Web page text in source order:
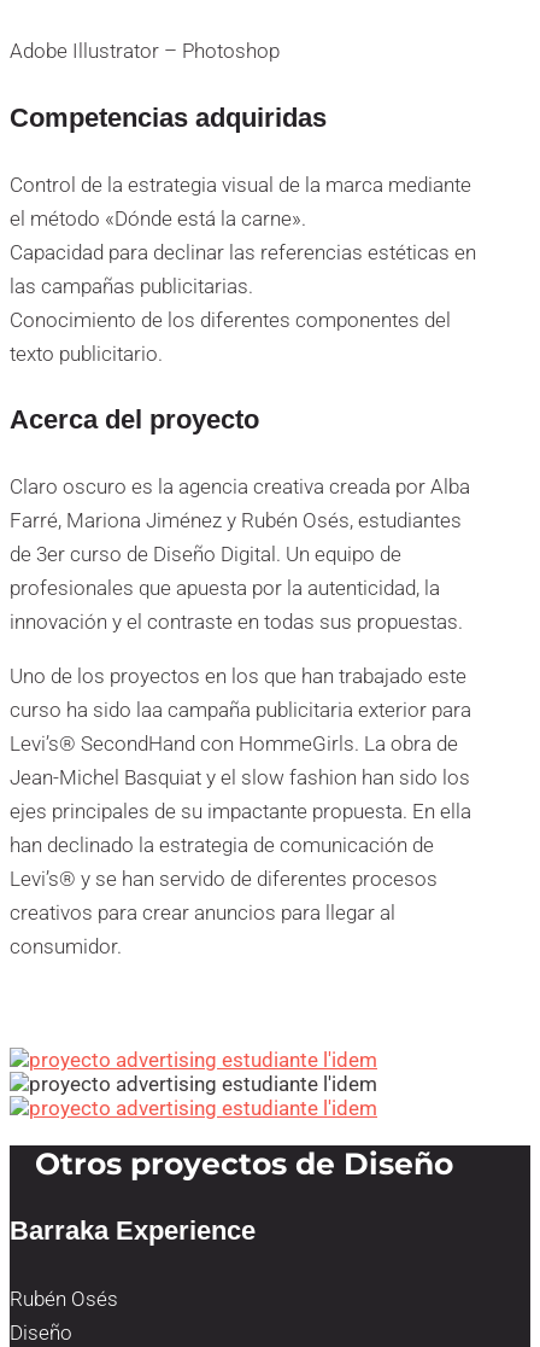
Adobe Illustrator – Photoshop
Competencias adquiridas
Control de la estrategia visual de la marca mediante
el método «Dónde está la carne».
Capacidad para declinar las referencias estéticas en
las campañas publicitarias.
Conocimiento de los diferentes componentes del
texto publicitario.
Acerca del proyecto
Claro oscuro es la agencia creativa creada por Alba
Farré, Mariona Jiménez y Rubén Osés, estudiantes
de 3er curso de Diseño Digital. Un equipo de
profesionales que apuesta por la autenticidad, la
innovación y el contraste en todas sus propuestas.
Uno de los proyectos en los que han trabajado este
curso ha sido laa campaña publicitaria exterior para
Levi’s® SecondHand con HommeGirls. La obra de
Jean-Michel Basquiat y el slow fashion han sido los
ejes principales de su impactante propuesta. En ella
han declinado la estrategia de comunicación de
Levi’s® y se han servido de diferentes procesos
creativos para crear anuncios para llegar al
consumidor.
Otros proyectos de Diseño
Barraka Experience
Rubén Osés
Diseño